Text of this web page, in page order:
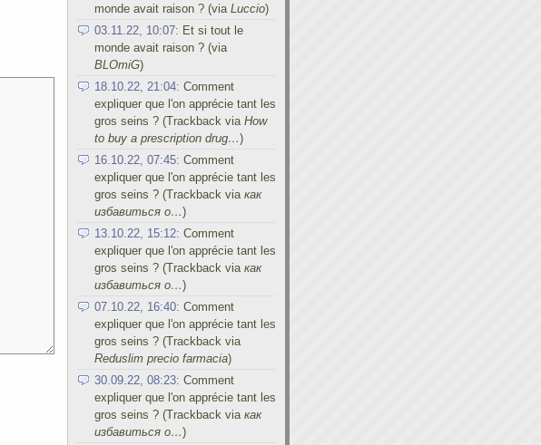
monde avait raison ? (via Luccio)
03.11.22, 10:07: Et si tout le
monde avait raison ? (via
BLOmiG)
18.10.22, 21:04: Comment
expliquer que l'on apprécie tant les
gros seins ? (Trackback via How
to buy a prescription drug…)
16.10.22, 07:45: Comment
expliquer que l'on apprécie tant les
gros seins ? (Trackback via как
избавиться о…)
13.10.22, 15:12: Comment
expliquer que l'on apprécie tant les
gros seins ? (Trackback via как
избавиться о…)
07.10.22, 16:40: Comment
expliquer que l'on apprécie tant les
gros seins ? (Trackback via
Reduslim precio farmacia)
30.09.22, 08:23: Comment
expliquer que l'on apprécie tant les
gros seins ? (Trackback via как
избавиться о…)